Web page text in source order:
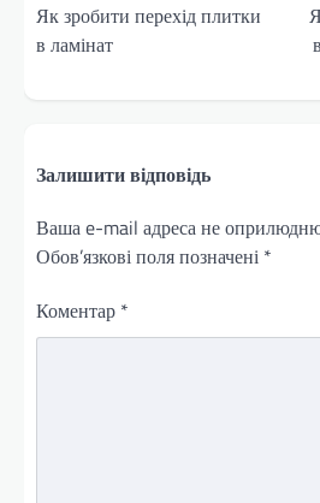
записів
Як зробити перехід плитки
в ламінат
Залишити відповідь
Ваша e-mail адреса не
Обов’язкові поля позначені *
Коментар *